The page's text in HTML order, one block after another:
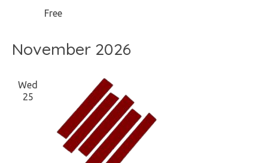
Free
November 2026
Wed
25